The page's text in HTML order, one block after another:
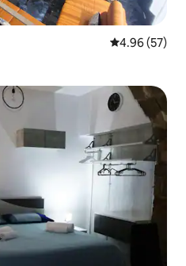
Meánrátáil
4.96 (57)